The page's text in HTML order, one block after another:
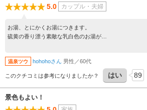
5.0 カップル・夫婦
お湯、とにかくお湯につきます。
硫黄の香り漂う素敵な乳白色のお湯が
とても落ち着いた時間を過ごせます。
温泉ツウ hohohoさん 男性／60代
このクチコミは参考になりましたか？ はい 89
景色もよい！